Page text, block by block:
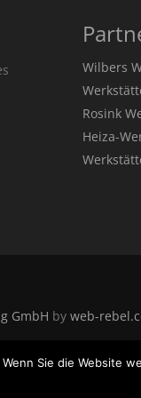
Wilbers
Rosink
Heiza-
GmbH by web-
Sie die Website